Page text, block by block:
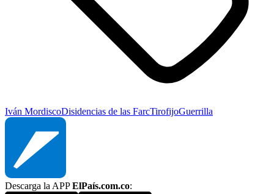
Iván MordiscoDisidencias de las FarcTirofijoGuerrilla
Descarga la APPElPaís.com.co: